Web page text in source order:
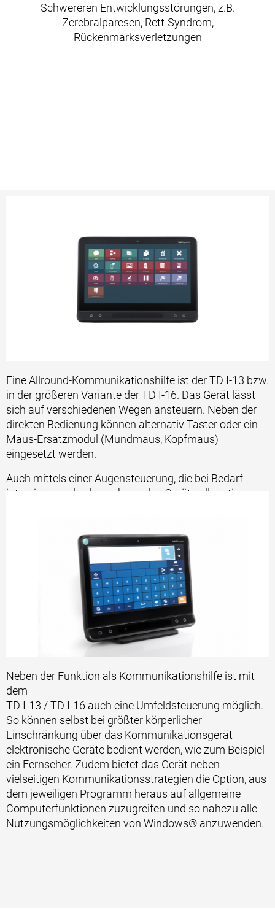
Schwereren Entwicklungsstörungen, z.B.
Zerebralparesen, Rett-Syndrom,
Rückenmarksverletzungen
Eine Allround-Kommunikationshilfe ist der TD I-13 bzw.
in der größeren Variante der TD I-16. Das Gerät lässt
sich auf verschiedenen Wegen ansteuern. Neben der
direkten Bedienung können alternativ Taster oder ein
Maus-Ersatzmodul (Mundmaus, Kopfmaus)
eingesetzt werden.
Auch mittels einer Augensteuerung, die bei Bedarf
integriert werden kann, kann das Gerät vollwertig
Neben der Funktion als Kommunikationshilfe ist mit
dem
TD I-13 / TD I-16 auch eine Umfeldsteuerung möglich.
So können selbst bei größter körperlicher
Einschränkung über das Kommunikationsgerät
elektronische Geräte bedient werden, wie zum Beispiel
ein Fernseher. Zudem bietet das Gerät neben
vielseitigen Kommunikationsstrategien die Option, aus
dem jeweiligen Programm heraus auf allgemeine
Computerfunktionen zuzugreifen und so nahezu alle
Nutzungsmöglichkeiten von Windows® anzuwenden.